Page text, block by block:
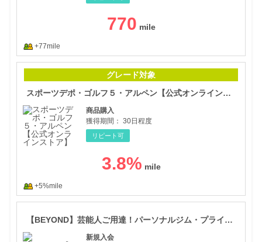
770
+77mile
グレード対象
スポーツデポ・ゴルフ５・アルペン【公式オンラインストア】
商品購入
獲得期間： 30日程度
リピート可
3.8%
+5%mile
【BEYOND】芸能人ご用達！パーソナルジム・プライベートジムなら
新規入会